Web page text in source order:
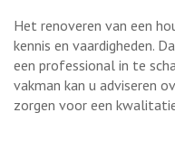
Het renoveren van een
kennis en vaardigheden.
een professional in te
vakman kan u adviseren
zorgen voor een